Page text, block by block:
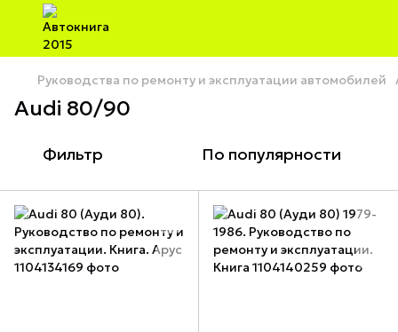
Руководства по ремонту и эксплуатации автомобилей
Audi 80/90
Фильтр По популярности